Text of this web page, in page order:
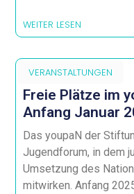
WEITER LESEN
VERANSTALTUNGEN
Freie Plätze im
Anfang Januar
Das youpaN der
Jugendforum, in dem
Umsetzung des
mitwirken. Anfang